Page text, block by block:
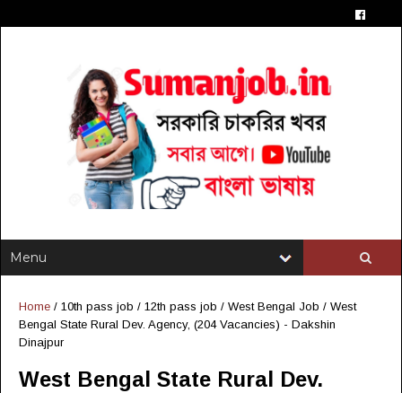
Home / 10th pass job / 12th pass job / West Bengal Job / West
Bengal State Rural Dev. Agency, (204 Vacancies) - Dakshin
Dinajpur
West Bengal State Rural Dev.